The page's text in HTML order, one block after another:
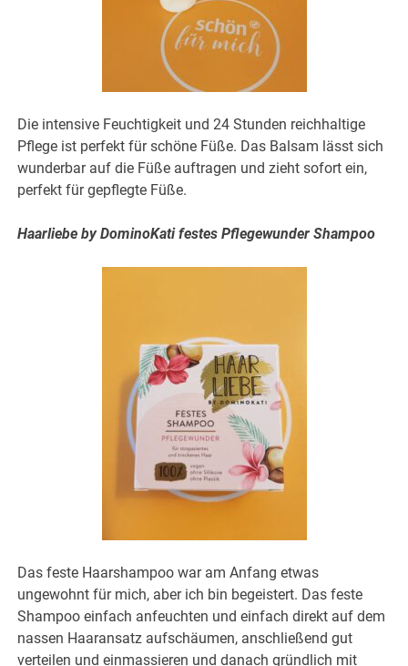
Die intensive Feuchtigkeit und 24 Stunden reichhaltige
Pflege ist perfekt für schöne Füße. Das Balsam lässt sich
wunderbar auf die Füße auftragen und zieht sofort ein,
perfekt für gepflegte Füße.
Haarliebe by DominoKati festes Pflegewunder Shampoo
Das feste Haarshampoo war am Anfang etwas
ungewohnt für mich, aber ich bin begeistert. Das feste
Shampoo einfach anfeuchten und einfach direkt auf dem
nassen Haaransatz aufschäumen, anschließend gut
verteilen und einmassieren und danach gründlich mit